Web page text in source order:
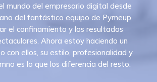
mundo del empresario digital desde
del fantástico equipo de Pymeup
el confinamiento y los resultados
Ahora estoy haciendo un
con ellos, su estilo, profesionalidad y
es lo que los diferencia del resto.